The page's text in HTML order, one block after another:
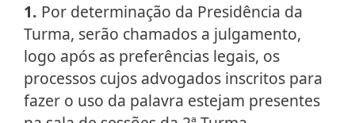
1. Por determinação da Presidência da
Turma, serão chamados a julgamento,
logo após as preferências legais, os
processos cujos advogados inscritos para
fazer o uso da palavra estejam presentes